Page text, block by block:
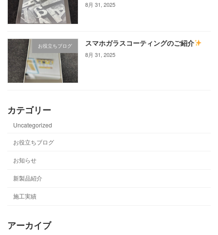
8月 31, 2025
お役立ちブログ スマホガラスコーティングのご紹介
8月 31, 2025
カテゴリー
Uncategorized
お役立ちブログ
お知らせ
新製品紹介
施工実績
アーカイブ